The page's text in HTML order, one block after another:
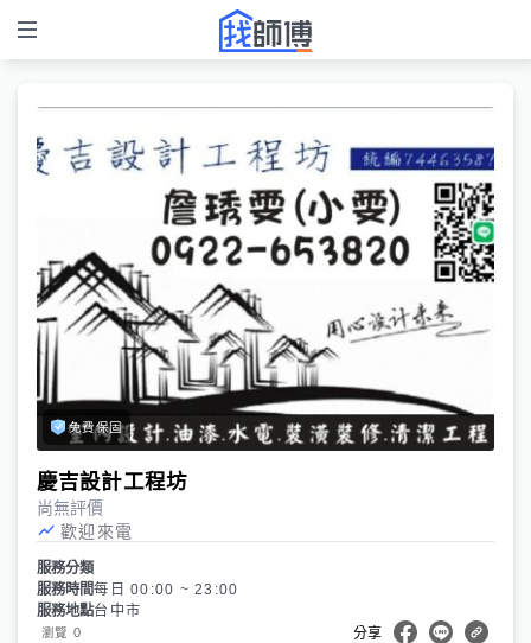
免費保固
慶吉設計工程坊
尚無評價
歡迎來電
服務分類
服務時間每日 00:00 ~ 23:00
服務地點台中市
瀏覽 0 分享